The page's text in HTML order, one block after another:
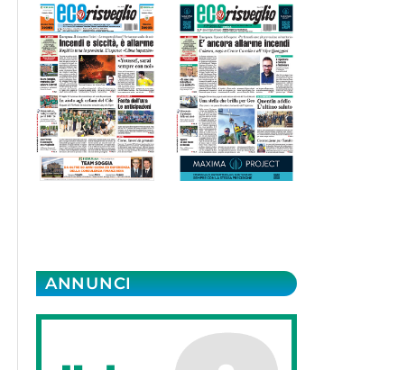
ANNUNCI